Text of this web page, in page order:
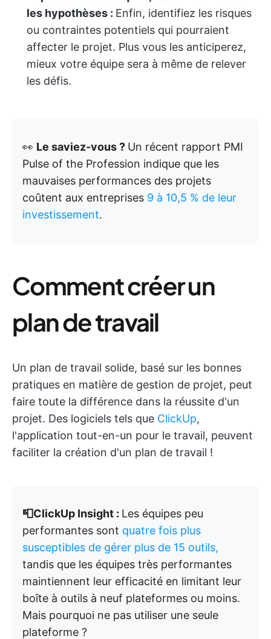
les hypothèses : Enfin, identifiez les risques
ou contraintes potentiels qui pourraient
affecter le projet. Plus vous les anticiperez,
mieux votre équipe sera à même de relever
les défis.
👀 Le saviez-vous ? Un récent rapport PMI
Pulse of the Profession indique que les
mauvaises performances des projets
coûtent aux entreprises 9 à 10,5 % de leur
investissement.
Comment créer un
plan de travail
Un plan de travail solide, basé sur les bonnes
pratiques en matière de gestion de projet, peut
faire toute la différence dans la réussite d'un
projet. Des logiciels tels que ClickUp,
l'application tout-en-un pour le travail, peuvent
faciliter la création d'un plan de travail !
📮ClickUp Insight : Les équipes peu
performantes sont quatre fois plus
susceptibles de gérer plus de 15 outils,
tandis que les équipes très performantes
maintiennent leur efficacité en limitant leur
boîte à outils à neuf plateformes ou moins.
Mais pourquoi ne pas utiliser une seule
plateforme ?